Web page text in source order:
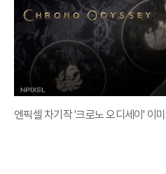
엔픽셀 차기작 '크로노 오디세이' 이